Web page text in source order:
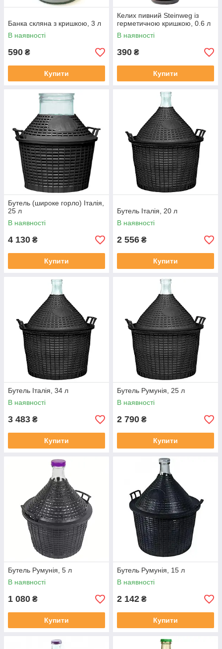
Банка скляна з кришкою, 3 л
В наявності
590 ₴
Купити
Келих пивний Steinweg із
герметичною кришкою, 0.6 л
В наявності
390 ₴
Купити
Бутель (широке горло) Італія,
25 л
В наявності
4 130 ₴
Купити
Бутель Італія, 20 л
В наявності
2 556 ₴
Купити
Бутель Італія, 34 л
В наявності
3 483 ₴
Купити
Бутель Румунія, 25 л
В наявності
2 790 ₴
Купити
Бутель Румунія, 5 л
В наявності
1 080 ₴
Купити
Бутель Румунія, 15 л
В наявності
2 142 ₴
Купити